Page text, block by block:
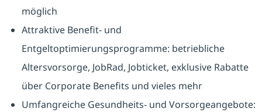
möglich
Attraktive Benefit- und
Entgeltoptimierungsprogramme: betriebliche
Altersvorsorge, JobRad, Jobticket, exklusive Rabatte
über Corporate Benefits und vieles mehr
Umfangreiche Gesundheits- und Vorsorgeangebote: